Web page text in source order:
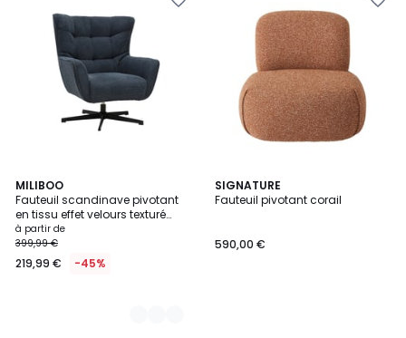
MILIBOO
Fauteuil scandinave pivotant
en tissu effet velours texturé
terre brûlée et métal AVERY
à partir de
399,99 €
219,99 € -45%
3
Couleurs
SIGNATURE
Fauteuil pivotant corail
590,00 €